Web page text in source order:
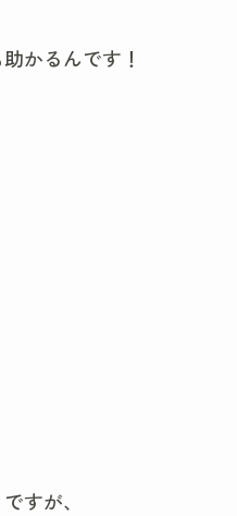
かるんです！
すが、